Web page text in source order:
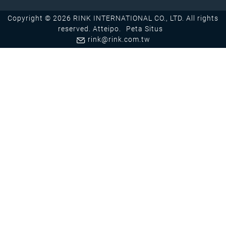
Copyright © 2026 RINK INTERNATIONAL CO., LTD. All rights
reserved. Atteipo.
Peta Situs
rink@rink.com.tw